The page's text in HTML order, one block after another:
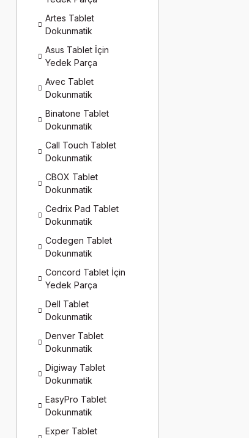
Artes Tablet
Dokunmatik
Asus Tablet İçin
Yedek Parça
Avec Tablet
Dokunmatik
Binatone Tablet
Dokunmatik
Call Touch Tablet
Dokunmatik
CBOX Tablet
Dokunmatik
Cedrix Pad Tablet
Dokunmatik
Codegen Tablet
Dokunmatik
Concord Tablet İçin
Yedek Parça
Dell Tablet
Dokunmatik
Denver Tablet
Dokunmatik
Digiway Tablet
Dokunmatik
EasyPro Tablet
Dokunmatik
Exper Tablet